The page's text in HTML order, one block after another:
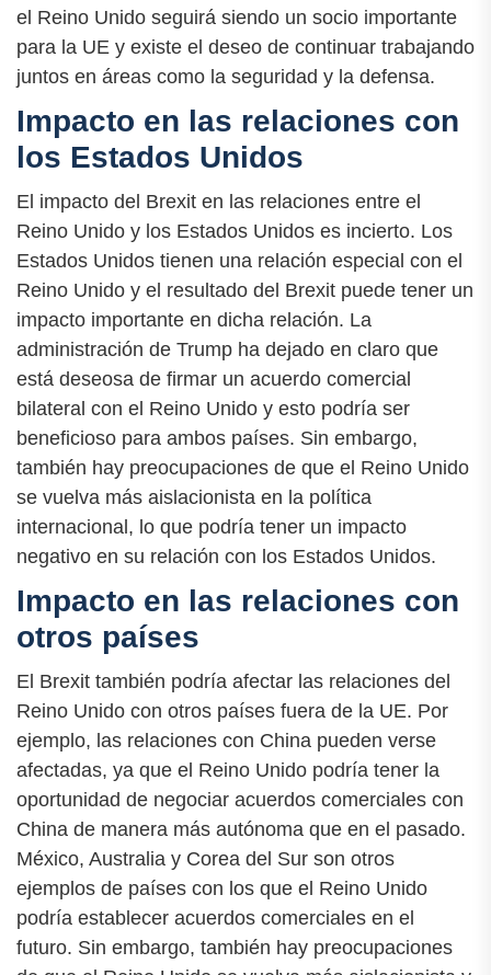
el Reino Unido seguirá siendo un socio importante
para la UE y existe el deseo de continuar trabajando
juntos en áreas como la seguridad y la defensa.
Impacto en las relaciones con
los Estados Unidos
El impacto del Brexit en las relaciones entre el
Reino Unido y los Estados Unidos es incierto. Los
Estados Unidos tienen una relación especial con el
Reino Unido y el resultado del Brexit puede tener un
impacto importante en dicha relación. La
administración de Trump ha dejado en claro que
está deseosa de firmar un acuerdo comercial
bilateral con el Reino Unido y esto podría ser
beneficioso para ambos países. Sin embargo,
también hay preocupaciones de que el Reino Unido
se vuelva más aislacionista en la política
internacional, lo que podría tener un impacto
negativo en su relación con los Estados Unidos.
Impacto en las relaciones con
otros países
El Brexit también podría afectar las relaciones del
Reino Unido con otros países fuera de la UE. Por
ejemplo, las relaciones con China pueden verse
afectadas, ya que el Reino Unido podría tener la
oportunidad de negociar acuerdos comerciales con
China de manera más autónoma que en el pasado.
México, Australia y Corea del Sur son otros
ejemplos de países con los que el Reino Unido
podría establecer acuerdos comerciales en el
futuro. Sin embargo, también hay preocupaciones